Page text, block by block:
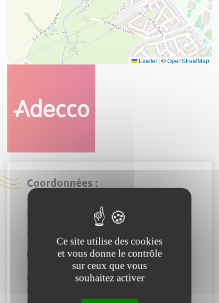
Leaflet | ©OpenStreetMap
Coordonnées :
85000 Mouilleron-le-Captif
adecco.EF7@adecco.fr
https://www.adecco.fr/agences-
emploi/agence-emploi-mouilleron-le-captif-
Ce site utilise des cookies
et vous donne le contrôle
sur ceux que vous
souhaitez activer